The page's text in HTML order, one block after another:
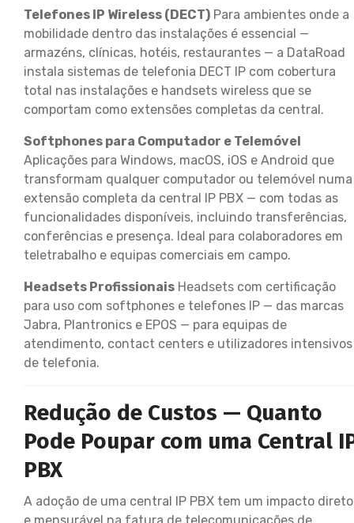
Telefones IP Wireless (DECT) Para ambientes onde a
mobilidade dentro das instalações é essencial —
armazéns, clínicas, hotéis, restaurantes — a DataRoad
instala sistemas de telefonia DECT IP com cobertura
total nas instalações e handsets wireless que se
comportam como extensões completas da central.
Softphones para Computador e Telemóvel
Aplicações para Windows, macOS, iOS e Android que
transformam qualquer computador ou telemóvel numa
extensão completa da central IP PBX — com todas as
funcionalidades disponíveis, incluindo transferências,
conferências e presença. Ideal para colaboradores em
teletrabalho e equipas comerciais em campo.
Headsets Profissionais Headsets com certificação
para uso com softphones e telefones IP — das marcas
Jabra, Plantronics e EPOS — para equipas de
atendimento, contact centers e utilizadores intensivos
de telefonia.
Redução de Custos — Quanto
Pode Poupar com uma Central
PBX
A adoção de uma central IP PBX tem um impacto direto